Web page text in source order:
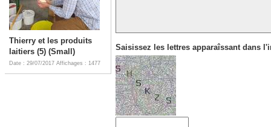
Thierry et les produits
laitiers (5) (Small)
Date : 29/07/2017 Affichages : 1477
Saisissez les lettres apparaîssant dans